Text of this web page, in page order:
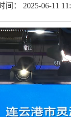
间： 2025-06-11